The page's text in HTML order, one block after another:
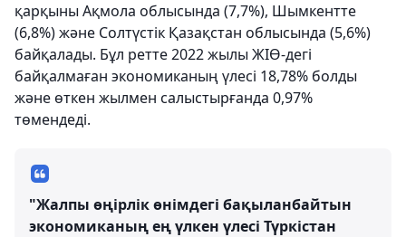
қарқыны Ақмола облысында (7,7%), Шымкентте
(6,8%) және Солтүстік Қазақстан облысында (5,6%)
байқалады. Бұл ретте 2022 жылы ЖІӨ-дегі
байқалмаған экономиканың үлесі 18,78% болды
және өткен жылмен салыстырғанда 0,97%
төмендеді.
"Жалпы өңірлік өнімдегі бақыланбайтын
экономиканың ең үлкен үлесі Түркістан